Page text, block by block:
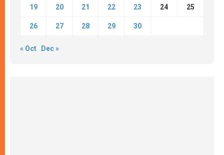
19 20 21 22 23 24 25
26 27 28 29 30
« Oct Dec »